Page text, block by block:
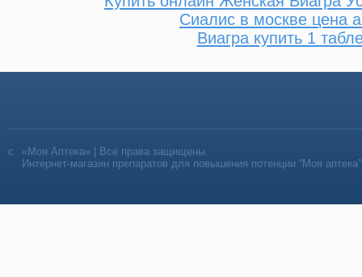
Сиалис в москве цена
Виагра купить 1
«Моя Аптека» | Все права защищены
Интернет-магазин препаратов для повышения потенции “Моя